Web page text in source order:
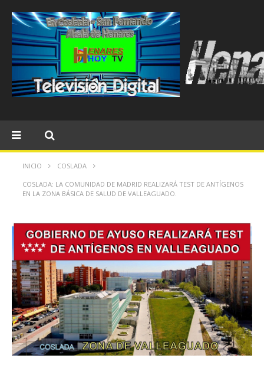
INICIO COSLADA
COSLADA: LA COMUNIDAD DE MADRID REALIZARÁ TEST DE ANTÍGENOS
EN LA ZONA BÁSICA DE SALUD DE VALLEAGUADO.